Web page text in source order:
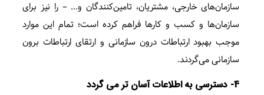
سازمان‌های خارجی، مشتریان، تامین‌کنندگان و… – را نیز برای
سازمان‌ها و کسب و کارها فراهم کرده است؛ تمام این موارد
موجب بهبود ارتباطات درون سازمانی و ارتقای ارتباطات برون
سازمانی می‌گردند.
4- دسترسی به اطلاعات آسان تر می گردد